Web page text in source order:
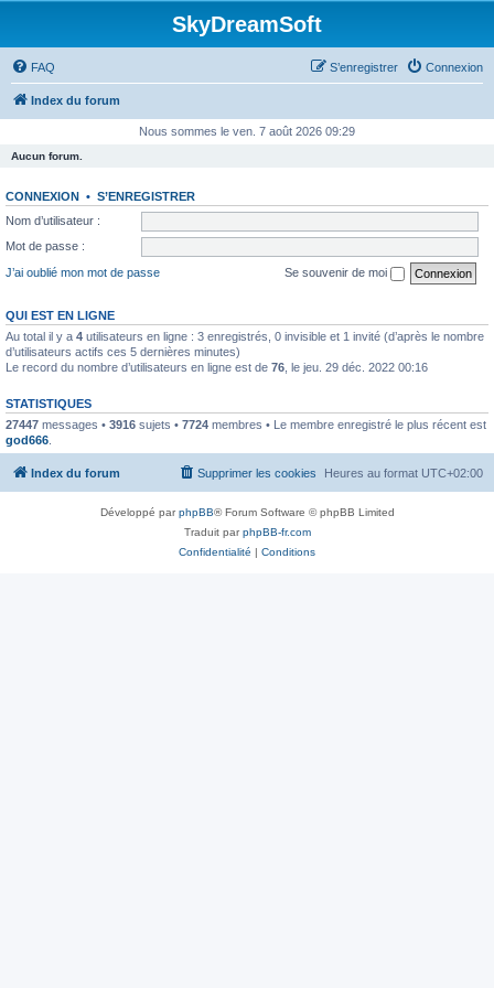
SkyDreamSoft
FAQ Connexion
S’enregistrer
Index du forum
Nous sommes le ven. 7 août 2026 09:29
Aucun forum.
CONNEXION • S’ENREGISTRER
Nom d’utilisateur :
Mot de passe :
J’ai oublié mon mot de passe
Se souvenir de moi
QUI EST EN LIGNE
Au total il y a 4 utilisateurs en ligne : 3 enregistrés, 0 invisible et 1 invité (d’après le nombre
d’utilisateurs actifs ces 5 dernières minutes)
Le record du nombre d’utilisateurs en ligne est de 76 , le jeu. 29 déc. 2022 00:16
STATISTIQUES
27447 messages • 3916 sujets • 7724 membres • Le membre enregistré le plus récent est
god666
Index du forum Heures au format UTC+02:00
Supprimer les cookies
Développé parphpBB® Forum Software © phpBB Limited
Traduit parphpBB-fr.com
Confidentialité | Conditions